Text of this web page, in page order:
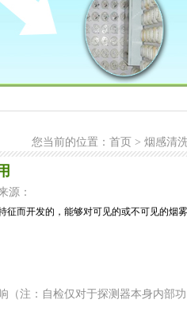
您当前的位置： 首页 > 烟感清
源：
而开发的，能够对可见的或不可见的烟雾
注：自检仅对于探测器本身内部功